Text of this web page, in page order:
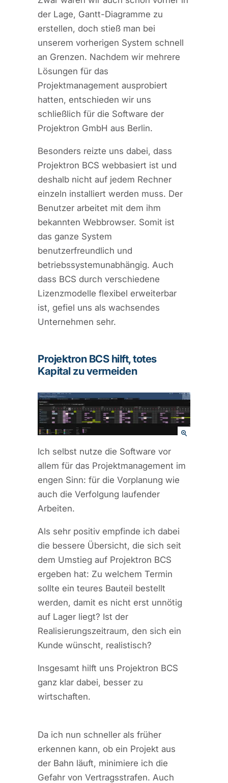
der Lage, Gantt-Diagramme zu
erstellen, doch stieß man bei
unserem vorherigen System schnell
an Grenzen. Nachdem wir mehrere
Lösungen für das
Projektmanagement ausprobiert
hatten, entschieden wir uns
schließlich für die Software der
Projektron GmbH aus Berlin.
Besonders reizte uns dabei, dass
Projektron BCS webbasiert ist und
deshalb nicht auf jedem Rechner
einzeln installiert werden muss. Der
Benutzer arbeitet mit dem ihm
bekannten Webbrowser. Somit ist
das ganze System
benutzerfreundlich und
betriebssystemunabhängig. Auch
dass BCS durch verschiedene
Lizenzmodelle flexibel erweiterbar
ist, gefiel uns als wachsendes
Unternehmen sehr.
Projektron BCS hilft, totes
Kapital zu vermeiden
Ich selbst nutze die Software vor
allem für das Projektmanagement im
engen Sinn: für die Vorplanung wie
auch die Verfolgung laufender
Arbeiten.
Als sehr positiv empfinde ich dabei
die bessere Übersicht, die sich seit
dem Umstieg auf Projektron BCS
ergeben hat: Zu welchem Termin
sollte ein teures Bauteil bestellt
werden, damit es nicht erst unnötig
auf Lager liegt? Ist der
Realisierungszeitraum, den sich ein
Kunde wünscht, realistisch?
Insgesamt hilft uns Projektron BCS
ganz klar dabei, besser zu
wirtschaften.
Da ich nun schneller als früher
erkennen kann, ob ein Projekt aus
der Bahn läuft, minimiere ich die
Gefahr von Vertragsstrafen. Auch